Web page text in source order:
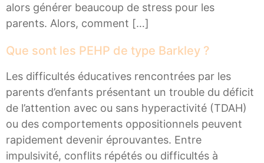
alors générer beaucoup de stress pour les
parents. Alors, comment […]
Que sont les PEHP de type Barkley ?
Les difficultés éducatives rencontrées par les
parents d’enfants présentant un trouble du déficit
de l’attention avec ou sans hyperactivité (TDAH)
ou des comportements oppositionnels peuvent
rapidement devenir éprouvantes. Entre
impulsivité, conflits répétés ou difficultés à